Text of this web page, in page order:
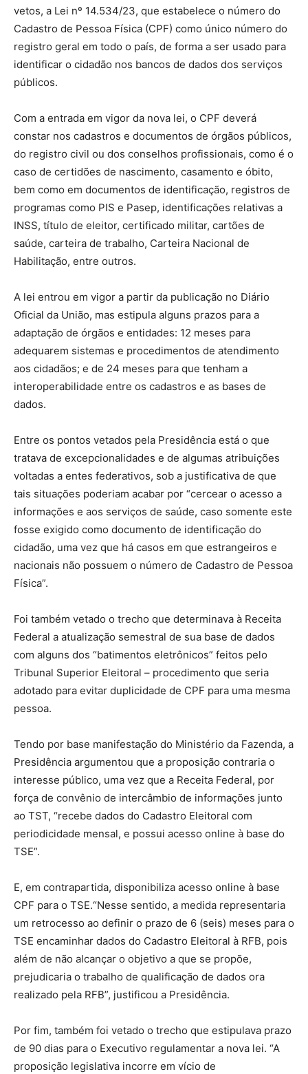
vetos, a Lei nº 14.534/23, que estabelece o número do
Cadastro de Pessoa Física (CPF) como único número do
registro geral em todo o país, de forma a ser usado para
identificar o cidadão nos bancos de dados dos serviços
públicos.
Com a entrada em vigor da nova lei, o CPF deverá
constar nos cadastros e documentos de órgãos públicos,
do registro civil ou dos conselhos profissionais, como é o
caso de certidões de nascimento, casamento e óbito,
bem como em documentos de identificação, registros de
programas como PIS e Pasep, identificações relativas a
INSS, título de eleitor, certificado militar, cartões de
saúde, carteira de trabalho, Carteira Nacional de
Habilitação, entre outros.
A lei entrou em vigor a partir da publicação no Diário
Oficial da União, mas estipula alguns prazos para a
adaptação de órgãos e entidades: 12 meses para
adequarem sistemas e procedimentos de atendimento
aos cidadãos; e de 24 meses para que tenham a
interoperabilidade entre os cadastros e as bases de
dados.
Entre os pontos vetados pela Presidência está o que
tratava de excepcionalidades e de algumas atribuições
voltadas a entes federativos, sob a justificativa de que
tais situações poderiam acabar por “cercear o acesso a
informações e aos serviços de saúde, caso somente este
fosse exigido como documento de identificação do
cidadão, uma vez que há casos em que estrangeiros e
nacionais não possuem o número de Cadastro de Pessoa
Física”.
Foi também vetado o trecho que determinava à Receita
Federal a atualização semestral de sua base de dados
com alguns dos “batimentos eletrônicos” feitos pelo
Tribunal Superior Eleitoral – procedimento que seria
adotado para evitar duplicidade de CPF para uma mesma
pessoa.
Tendo por base manifestação do Ministério da Fazenda, a
Presidência argumentou que a proposição contraria o
interesse público, uma vez que a Receita Federal, por
força de convênio de intercâmbio de informações junto
ao TST, “recebe dados do Cadastro Eleitoral com
periodicidade mensal, e possui acesso online à base do
TSE”.
E, em contrapartida, disponibiliza acesso online à base
CPF para o TSE.“Nesse sentido, a medida representaria
um retrocesso ao definir o prazo de 6 (seis) meses para o
TSE encaminhar dados do Cadastro Eleitoral à RFB, pois
além de não alcançar o objetivo a que se propõe,
prejudicaria o trabalho de qualificação de dados ora
realizado pela RFB”, justificou a Presidência.
Por fim, também foi vetado o trecho que estipulava prazo
de 90 dias para o Executivo regulamentar a nova lei. “A
proposição legislativa incorre em vício de